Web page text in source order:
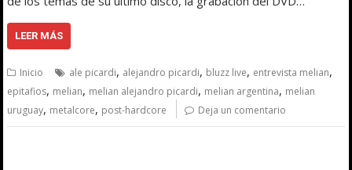
LEER MÁS
Inicio ale picardi, alejandro picardi, bluzz live, entrevista melian,
epitafios, melian, melian alejandro picardi, melian argentina, melian
uruguay, metalcore, post-hardcore Deja un comentario